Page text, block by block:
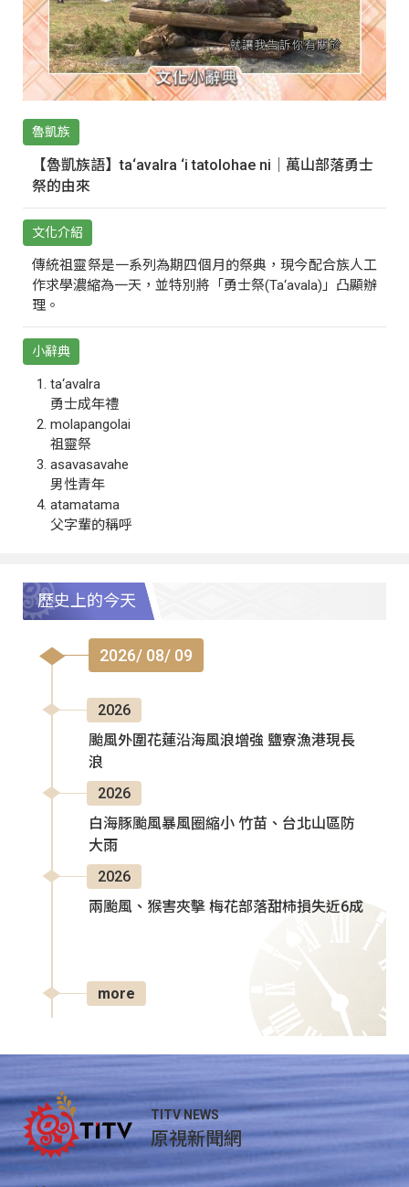
魯凱族
【魯凱族語】ta‘avalra ‘i tatolohae ni｜萬山部落勇士
祭的由來
文化介紹
傳統祖靈祭是一系列為期四個月的祭典，現今配合族人工
作求學濃縮為一天，並特別將「勇士祭(Ta‘avala)」凸顯辦
理。
小辭典
ta‘avalra
勇士成年禮
molapangolai
祖靈祭
asavasavahe
男性青年
atamatama
父字輩的稱呼
歷史上的今天
2026/ 08/ 09
2026
颱風外圍花蓮沿海風浪增強 鹽寮漁港現長
浪
2026
白海豚颱風暴風圈縮小 竹苗、台北山區防
大雨
2026
兩颱風、猴害夾擊 梅花部落甜柿損失近6成
more
TITV NEWS
原視新聞網